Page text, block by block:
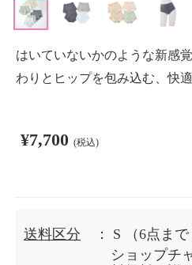
はいていないかのような新感
わりとヒップを包み込む、快適
¥7,700 (税込)
送料区分 ： S
（6点まで
ショップチ